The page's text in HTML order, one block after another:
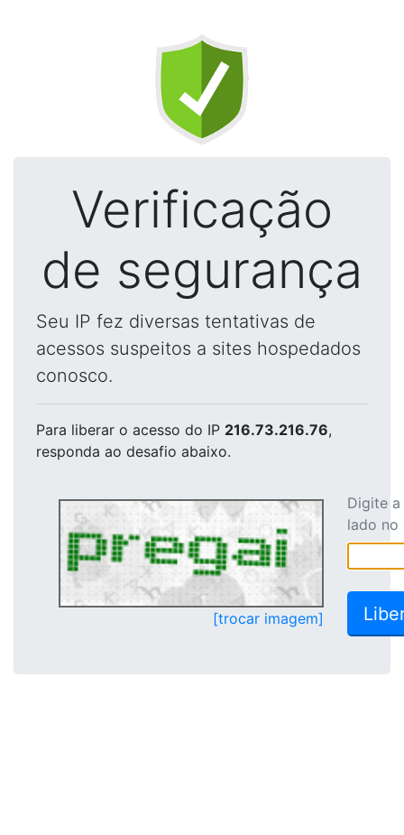
Verificação
de segurança
Seu IP fez diversas tentativas de
acessos suspeitos a sites hospedados
conosco.
Para liberar o acesso do IP 216.73.216.76,
responda ao desafio abaixo.
[trocar imagem]
Digite
lado no